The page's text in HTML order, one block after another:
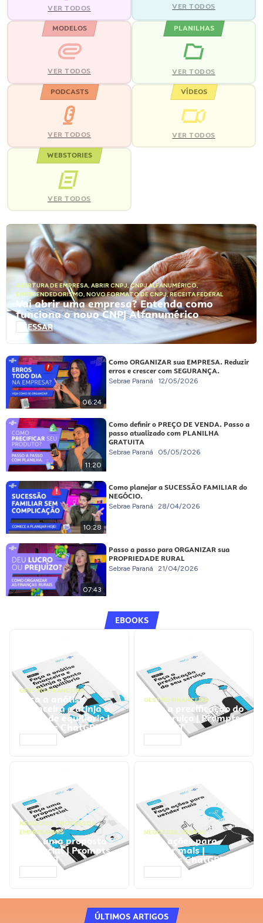
VER TODOS VER TODOS
MODELOS
VER TODOS
PLANILHAS
VER TODOS
PODCASTS
VER TODOS
VÍDEOS
VER TODOS
WEBSTORIES
VER TODOS
ABERTURA DE EMPRESA, ABRIR CNPJ,CNPJ ALFANUMÉRICO,
EMPREENDEDORISMO, NOVO FORMATO DE CNPJ,RECEITA FEDERAL
Vai abrir uma empresa? Entenda como
funciona o novo CNPJ Alfanumérico
ACESSAR
06:24
Como ORGANIZAR sua EMPRESA. Reduzir
erros e crescer com SEGURANÇA.
Sebrae Paraná 12/05/2026
11:20
Como definir o PREÇO DE VENDA. Passo a
passo atualizado com PLANILHA
GRATUITA
Sebrae Paraná 05/05/2026
10:28
Como planejar a SUCESSÃO FAMILIAR do
NEGÓCIO.
Sebrae Paraná 28/04/2026
07:43
Passo a passo para ORGANIZAR sua
PROPRIEDADE RURAL
Sebrae Paraná 21/04/2026
EBOOKS
GESTÃO FINANCEIRA
Faça a análise
financeira e atinja o
ponto de equilíbrio |
Prompts ChatGPT
GESTÃO FINANCEIRA
Faça a precificação do
seu serviço | Prompts
ChatGPT
NEGÓCIOS, PROCESSOS
EMPRESARIAIS
Faça uma proposta
comercial | Prompts
ChatGPT
NEGÓCIOS, VENDAS
Faça ações para
vender mais |
Prompts ChatGPT
ÚLTIMOS ARTIGOS